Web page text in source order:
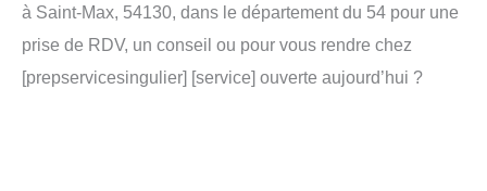
à Saint-Max, 54130, dans le département du 54 pour une
prise de RDV, un conseil ou pour vous rendre chez
[prepservicesingulier] [service] ouverte aujourd’hui ?